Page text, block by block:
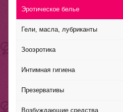
Эротическое белье
Гели, масла, лубриканты
Зооэротика
Интимная гигиена
Презервативы
Возбуждающие средства